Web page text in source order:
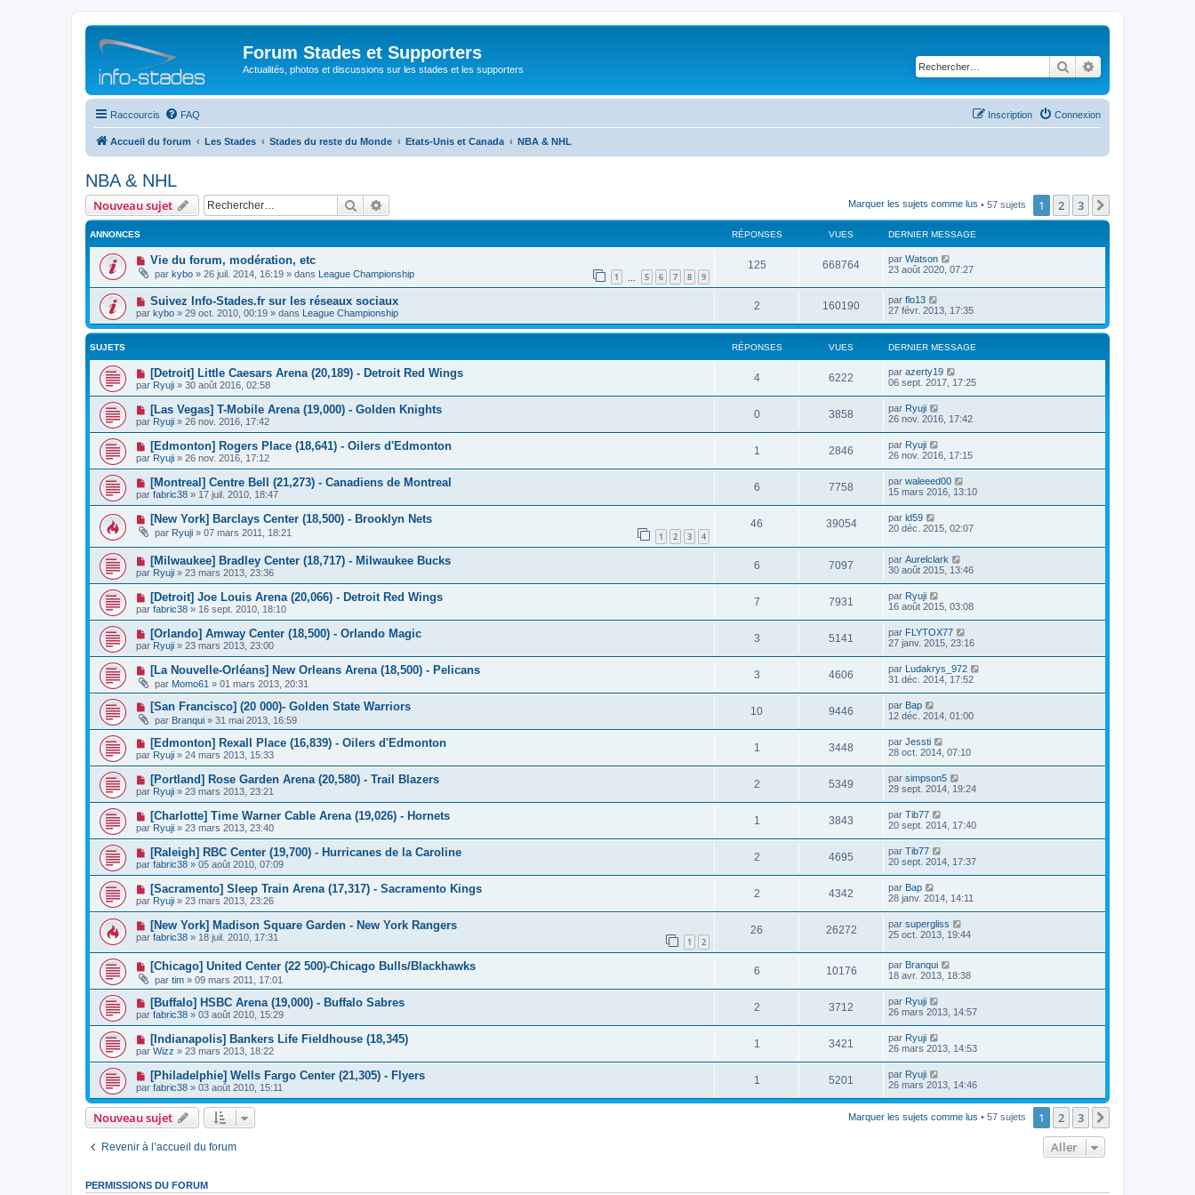
Forum Stades et Supporters
Actualités, photos et discussions sur les stades et les supporters Rechercher
Raccourcis FAQ Connexion
Inscription
Accueil du forum Les Stades Stades du reste du Monde Etats-Unis et Canada NBA & NHL
NBA & NHL
Nouveau sujet Rechercher Marquer les sujets comme lus • 57 sujets 1 2 3
ANNONCES RÉPONSES VUES DERNIER MESSAGE
Vie du forum, modération, etc
par kybo » 26 juil. 2014, 16:19 » dans League Championship 1 5 6 7 8 9
125 668764 par Watson
23 août 2020, 07:27
Suivez Info-Stades.fr sur les réseaux sociaux
par kybo » 29 oct. 2010, 00:19 » dans League Championship
2 160190 par flo13
27 févr. 2013, 17:35
SUJETS RÉPONSES VUES DERNIER MESSAGE
[Detroit] Little Caesars Arena (20,189) - Detroit Red Wings
par Ryuji » 30 août 2016, 02:58
4 6222 par azerty19
06 sept. 2017, 17:25
[Las Vegas] T-Mobile Arena (19,000) - Golden Knights
par Ryuji » 26 nov. 2016, 17:42
0 3858 par Ryuji
26 nov. 2016, 17:42
[Edmonton] Rogers Place (18,641) - Oilers d'Edmonton
par Ryuji » 26 nov. 2016, 17:12
1 2846 par Ryuji
26 nov. 2016, 17:15
[Montreal] Centre Bell (21,273) - Canadiens de Montreal
par fabric38 » 17 juil. 2010, 18:47
6 7758 par waleeed00
15 mars 2016, 13:10
[New York] Barclays Center (18,500) - Brooklyn Nets
par Ryuji » 07 mars 2011, 18:21 1 2 3 4
46 39054 par ld59
20 déc. 2015, 02:07
[Milwaukee] Bradley Center (18,717) - Milwaukee Bucks
par Ryuji » 23 mars 2013, 23:36
6 7097 par Aurelclark
30 août 2015, 13:46
[Detroit] Joe Louis Arena (20,066) - Detroit Red Wings
par fabric38 » 16 sept. 2010, 18:10
7 7931 par Ryuji
16 août 2015, 03:08
[Orlando] Amway Center (18,500) - Orlando Magic
par Ryuji » 23 mars 2013, 23:00
3 5141 par FLYTOX77
27 janv. 2015, 23:16
[La Nouvelle-Orléans] New Orleans Arena (18,500) - Pelicans
par Momo61 » 01 mars 2013, 20:31
3 4606 par Ludakrys_972
31 déc. 2014, 17:52
[San Francisco] (20 000)- Golden State Warriors
par Branqui » 31 mai 2013, 16:59
10 9446 par Bap
12 déc. 2014, 01:00
[Edmonton] Rexall Place (16,839) - Oilers d'Edmonton
par Ryuji » 24 mars 2013, 15:33
1 3448 par Jessti
28 oct. 2014, 07:10
[Portland] Rose Garden Arena (20,580) - Trail Blazers
par Ryuji » 23 mars 2013, 23:21
2 5349 par simpson5
29 sept. 2014, 19:24
[Charlotte] Time Warner Cable Arena (19,026) - Hornets
par Ryuji » 23 mars 2013, 23:40
1 3843 par Tib77
20 sept. 2014, 17:40
[Raleigh] RBC Center (19,700) - Hurricanes de la Caroline
par fabric38 » 05 août 2010, 07:09
2 4695 par Tib77
20 sept. 2014, 17:37
[Sacramento] Sleep Train Arena (17,317) - Sacramento Kings
par Ryuji » 23 mars 2013, 23:26
2 4342 par Bap
28 janv. 2014, 14:11
[New York] Madison Square Garden - New York Rangers
par fabric38 » 18 juil. 2010, 17:31 1 2
26 26272 par supergliss
25 oct. 2013, 19:44
[Chicago] United Center (22 500)-Chicago Bulls/Blackhawks
par tim » 09 mars 2011, 17:01
6 10176 par Branqui
18 avr. 2013, 18:38
[Buffalo] HSBC Arena (19,000) - Buffalo Sabres
par fabric38 » 03 août 2010, 15:29
2 3712 par Ryuji
26 mars 2013, 14:57
[Indianapolis] Bankers Life Fieldhouse (18,345)
par Wizz » 23 mars 2013, 18:22
1 3421 par Ryuji
26 mars 2013, 14:53
[Philadelphie] Wells Fargo Center (21,305) - Flyers
par fabric38 » 03 août 2010, 15:11
1 5201 par Ryuji
26 mars 2013, 14:46
Nouveau sujet Marquer les sujets comme lus • 57 sujets 1 2 3
Revenir à l’accueil du forum Aller
PERMISSIONS DU FORUM